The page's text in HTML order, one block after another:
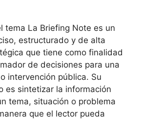
tema La Briefing Note es un
estructurado y de alta
que tiene como finalidad
de decisiones para una
intervención pública. Su
es sintetizar la información
tema, situación o problema
que el lector pueda